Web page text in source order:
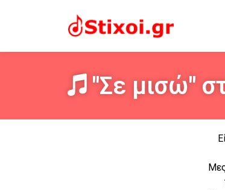
"Σε μισώ"